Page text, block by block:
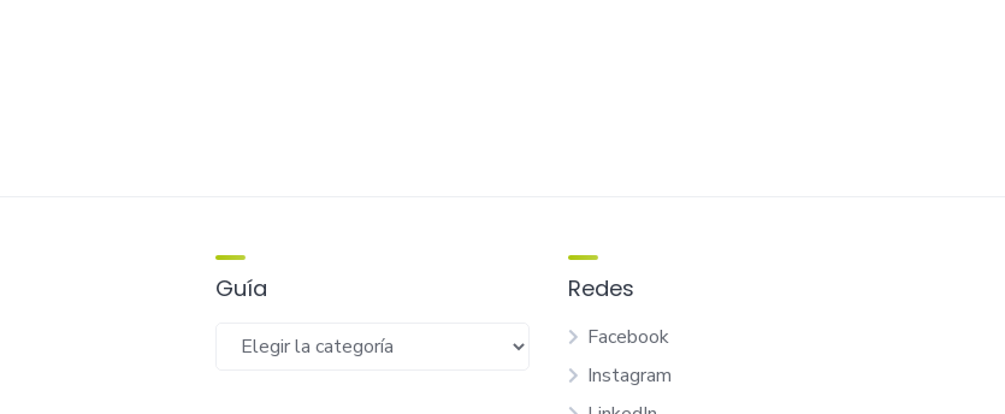
Guía
Guía
Redes
Facebook
Instagram